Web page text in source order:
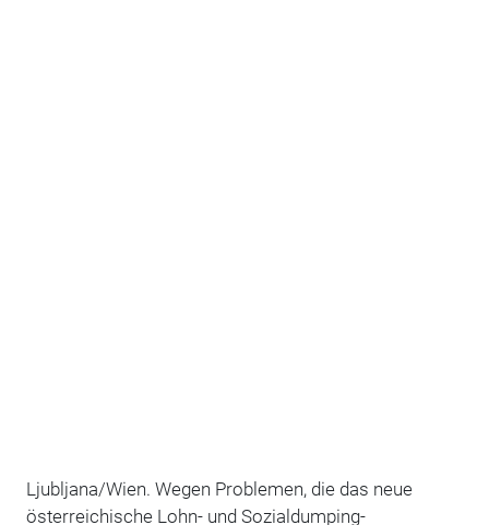
Ljubljana/Wien. Wegen Problemen, die das neue
österreichische Lohn- und Sozialdumping-